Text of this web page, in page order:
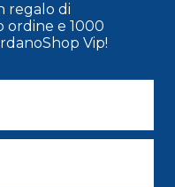
regalo di
e 1000
Vip!